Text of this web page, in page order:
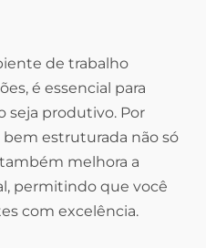
de trabalho
é essencial para
seja produtivo. Por
estruturada não só
melhora a
permitindo que você
com excelência.